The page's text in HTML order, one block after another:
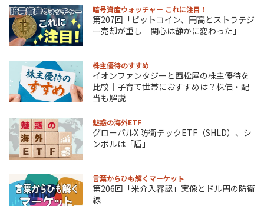
暗号資産ウォッチャー これに注目！
第207回「ビットコイン、円高とストラテジ
ー売却が重し 関心は静かに変わった」
株主優待のすすめ
イオンファンタジーと西松屋の株主優待を
比較｜子育て世帯におすすめは？株価・配
当も解説
魅惑の海外ETF
グローバルX 防衛テックETF（SHLD）、シ
ンボルは「盾」
言葉からひも解くマーケット
第206回「米介入容認」実像とドル円の防衛
線